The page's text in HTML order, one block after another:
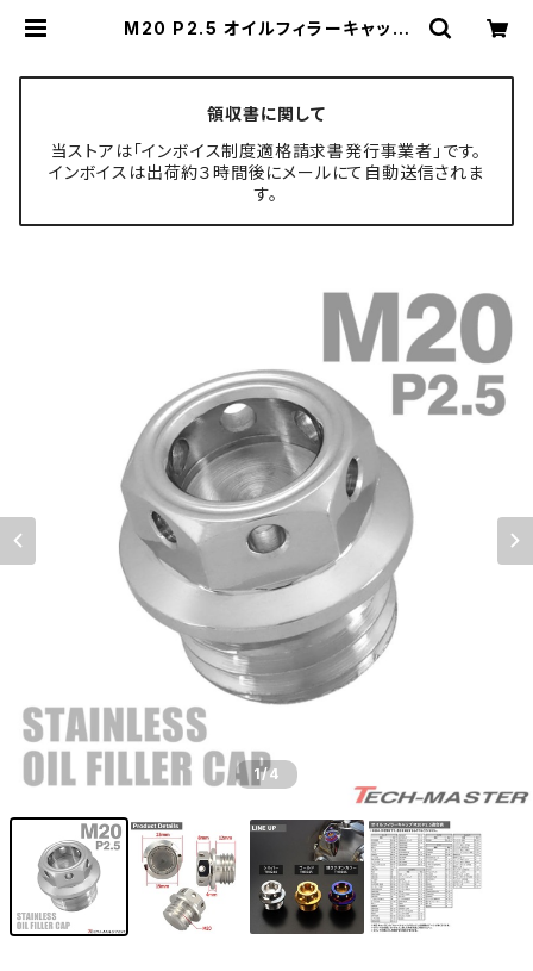
M20 P2.5 オイルフィラーキャップ
4 | TECH-MASTER ボルト専門店
領収書に関して
当ストアは「インボイス制度適格請求書発行事業者」です。
インボイスは出荷約３時間後にメールにて自動送信されま
す。
1/4